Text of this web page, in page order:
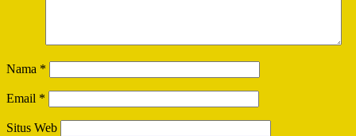
Nama *
Email *
Situs Web